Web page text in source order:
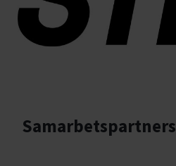
Samarbetspartners